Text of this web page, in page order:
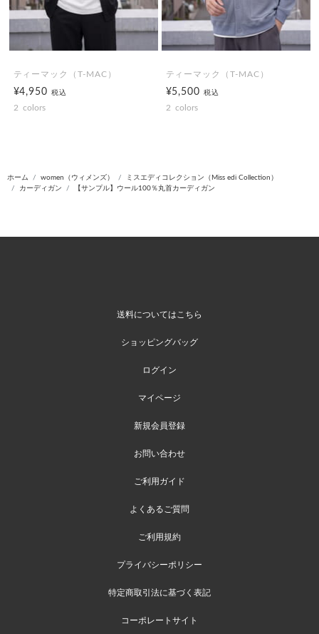
ティーマック（T-MAC）
¥4,950税込
2 colors
ティーマック（T-MAC）
¥5,500税込
2 colors
ホーム women（ウィメンズ）
ミスエディコレクション（Miss edi Collection）
カーディガン
【サンプル】ウール100％丸首カーディガン
送料についてはこちら
ショッピングバッグ
ログイン
マイページ
新規会員登録
お問い合わせ
ご利用ガイド
よくあるご質問
ご利用規約
プライバシーポリシー
特定商取引法に基づく表記
コーポレートサイト